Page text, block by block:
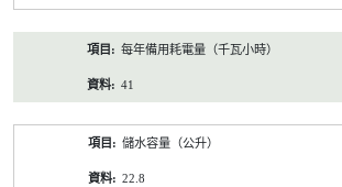
每年備用耗電量（千瓦小時）
41
儲水容量（公升）
22.8